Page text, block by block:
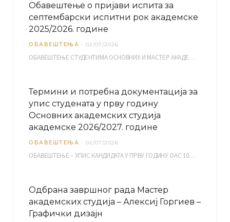
Обавештење о пријави испита за
септембарски испитни рок академске
2025/2026. године
ОБАВЕШТЕЊА 02/07/2026
ОБАВЕШТЕЊЕ СТУДЕНТИМА ОСНОВНИХ И МАСТЕР АКАДЕМСКИХ СТУДИЈА ЕЛЕКТРОНСКА ПРИЈАВА ИСПИТА за септембарски испитни рок за…
Термини и потребна документација за
упис студената у прву годину
Основних академских студија
академске 2026/2027. године
ОБАВЕШТЕЊА 02/07/2026
ОБАВЕШТЕЊЕ – УПИС КАНДИДАТА У ПРВУ ГОДИНУ ОАС 10, 13, 14, 15. и…
Одбрана завршног рада Мастер
академских студија – Алексиј Горгиев –
Графички дизајн